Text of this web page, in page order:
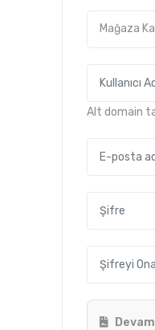
Mağaza
Alt domain